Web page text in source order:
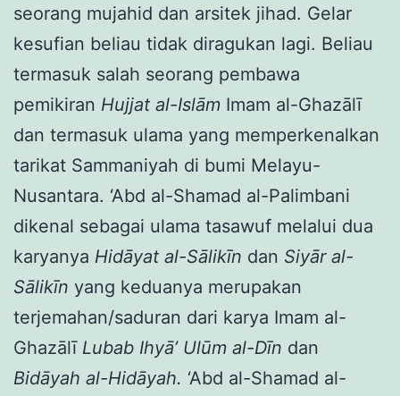
seorang mujahid dan arsitek jihad. Gelar
kesufian beliau tidak diragukan lagi. Beliau
termasuk salah seorang pembawa
pemikiran Hujjat al-Islām Imam al-Ghazālī
dan termasuk ulama yang memperkenalkan
tarikat Sammaniyah di bumi Melayu-
Nusantara. ‘Abd al-Shamad al-Palimbani
dikenal sebagai ulama tasawuf melalui dua
karyanya Hidāyat al-Sālikīn dan Siyār al-
Sālikīn yang keduanya merupakan
terjemahan/saduran dari karya Imam al-
Ghazālī Lubab Ihyā’ Ulūm al-Dīn dan
Bidāyah al-Hidāyah. ‘Abd al-Shamad al-